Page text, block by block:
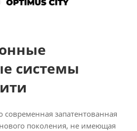
системы
современная запатентованная
поколения, не имеющая